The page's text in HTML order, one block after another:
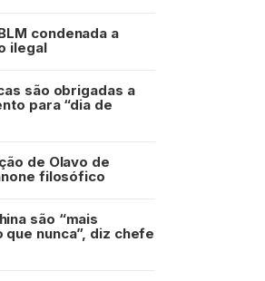
condenada a
ilegal
são obrigadas a
para “dia de
de Olavo de
filosófico
são “mais
nunca”, diz chefe